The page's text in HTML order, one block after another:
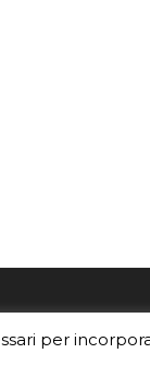
Leggi i Crediti.
per